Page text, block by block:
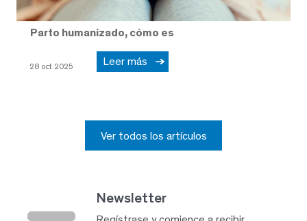
Parto humanizado, cómo es
28 oct 2025 Leer más
Ver todos los artículos
Newsletter